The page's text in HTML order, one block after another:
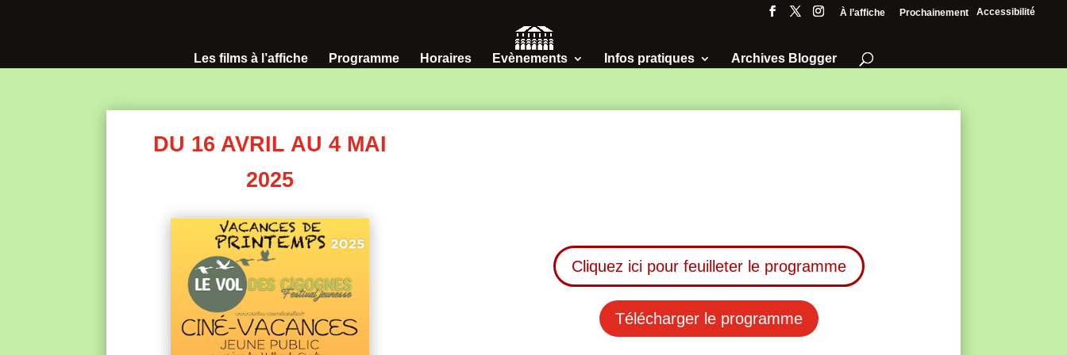
Accessibilité
À l’affiche Prochainement
Les films à l’affiche Programme Horaires Evènements Infos pratiques Archives Blogger
DU 16 AVRIL AU 4 MAI
2025
Cliquez ici pour feuilleter le programme
Télécharger le programme